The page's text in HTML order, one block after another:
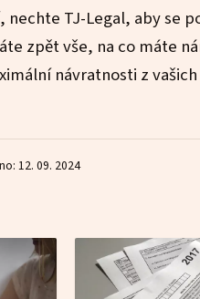
TJ-Legal, aby se
zpět vše, na co máte
návratnosti z
12. 09. 2024